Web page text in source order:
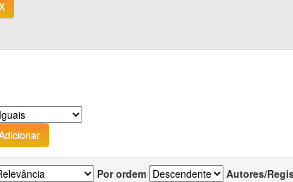
Por ordem Autores/